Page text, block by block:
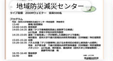
地域防災減災センター